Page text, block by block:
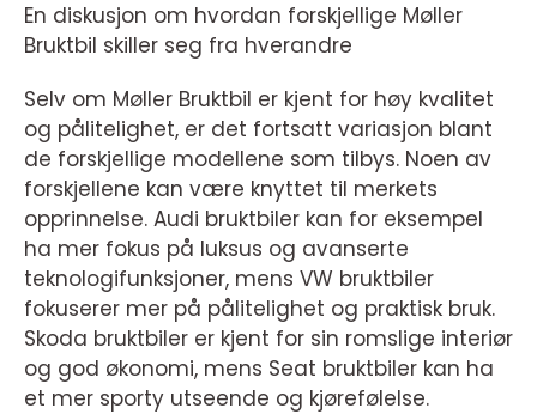
En diskusjon om hvordan forskjellige Møller
Bruktbil skiller seg fra hverandre
Selv om Møller Bruktbil er kjent for høy kvalitet
og pålitelighet, er det fortsatt variasjon blant
de forskjellige modellene som tilbys. Noen av
forskjellene kan være knyttet til merkets
opprinnelse. Audi bruktbiler kan for eksempel
ha mer fokus på luksus og avanserte
teknologifunksjoner, mens VW bruktbiler
fokuserer mer på pålitelighet og praktisk bruk.
Skoda bruktbiler er kjent for sin romslige interiør
og god økonomi, mens Seat bruktbiler kan ha
et mer sporty utseende og kjørefølelse.